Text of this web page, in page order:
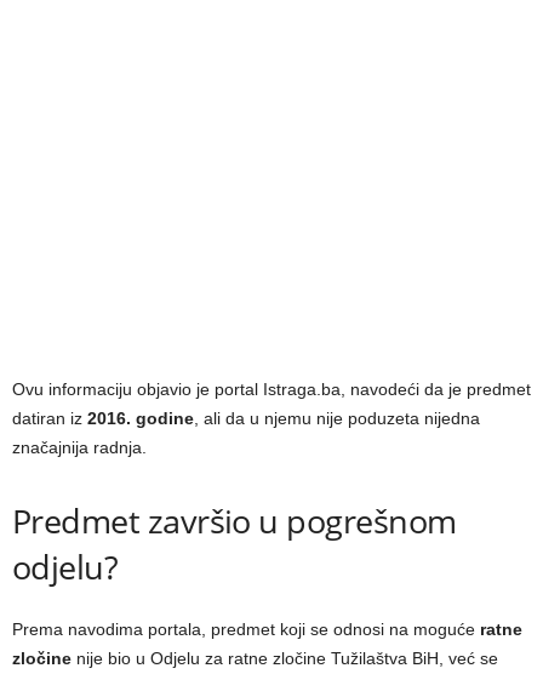
Ovu informaciju objavio je portal Istraga.ba, navodeći da je predmet
datiran iz 2016. godine , ali da u njemu nije poduzeta nijedna
značajnija radnja.
Predmet završio u pogrešnom
odjelu?
Prema navodima portala, predmet koji se odnosi na moguće ratne
zločine nije bio u Odjelu za ratne zločine Tužilaštva BiH, već se